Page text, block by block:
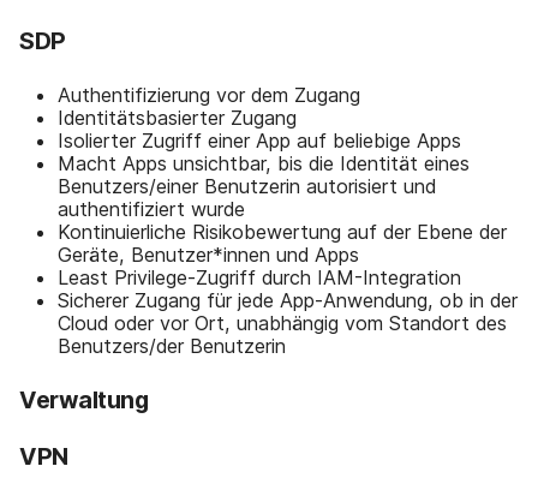
SDP
Authentifizierung vor dem Zugang
Identitätsbasierter Zugang
Isolierter Zugriff einer App auf beliebige Apps
Macht Apps unsichtbar, bis die Identität eines
Benutzers/einer Benutzerin autorisiert und
authentifiziert wurde
Kontinuierliche Risikobewertung auf der Ebene der
Geräte, Benutzer*innen und Apps
Least Privilege-Zugriff durch IAM-Integration
Sicherer Zugang für jede App-Anwendung, ob in der
Cloud oder vor Ort, unabhängig vom Standort des
Benutzers/der Benutzerin
Verwaltung
VPN